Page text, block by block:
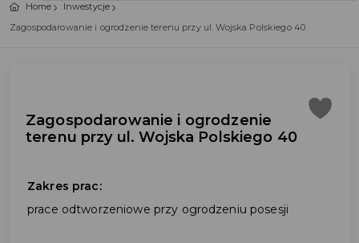
Home
Inwestycje
Zagospodarowanie i ogrodzenie terenu przy ul. Wojska Polskiego 40
Zagospodarowanie i ogrodzenie
terenu przy ul. Wojska Polskiego 40
Zakres prac:
prace odtworzeniowe przy ogrodzeniu posesji